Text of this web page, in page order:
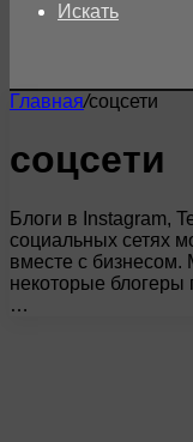
Искать
Главная/соцсети
соцсети
Блоги в Instagram,
социальных сетях
вместе с бизнесом.
некоторые блогеры
…